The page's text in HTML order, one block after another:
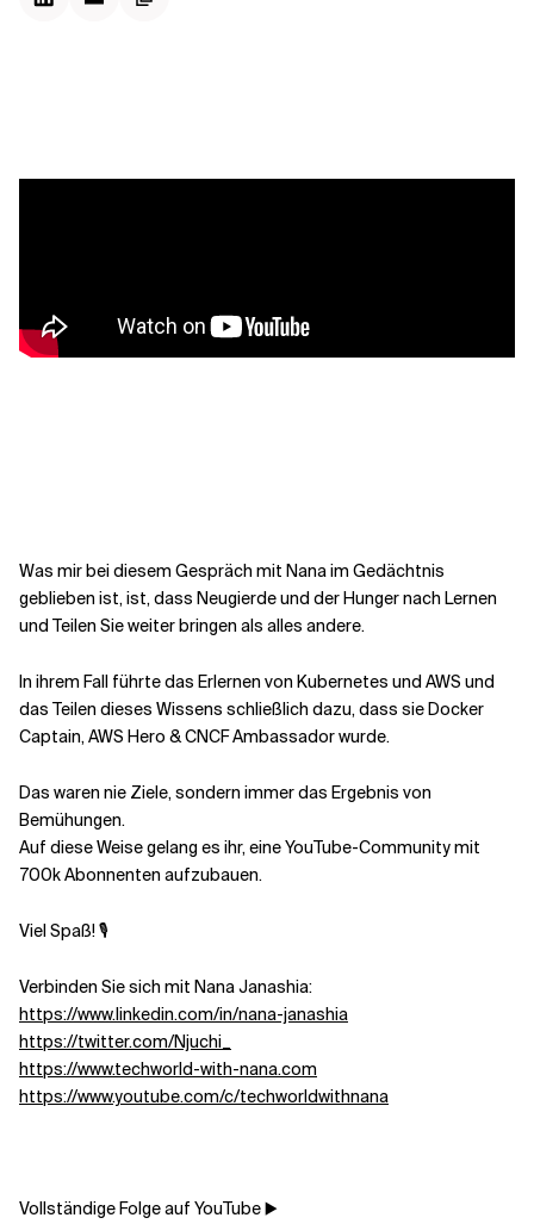
Verwandte Themen
Was mir bei diesem Gespräch mit Nana im Gedächtnis
geblieben ist, ist, dass Neugierde und der Hunger nach Lernen
und Teilen Sie weiter bringen als alles andere.
In ihrem Fall führte das Erlernen von Kubernetes und AWS und
das Teilen dieses Wissens schließlich dazu, dass sie Docker
Captain, AWS Hero & CNCF Ambassador wurde.
Das waren nie Ziele, sondern immer das Ergebnis von
Bemühungen.
Auf diese Weise gelang es ihr, eine YouTube-Community mit
700k Abonnenten aufzubauen.
Viel Spaß! 🎙
Verbinden Sie sich mit Nana Janashia:
https://www.linkedin.com/in/nana-janashia
https://twitter.com/Njuchi_
https://www.techworld-with-nana.com
https://www.youtube.com/c/techworldwithnana
Vollständige Folge auf YouTube ▶️